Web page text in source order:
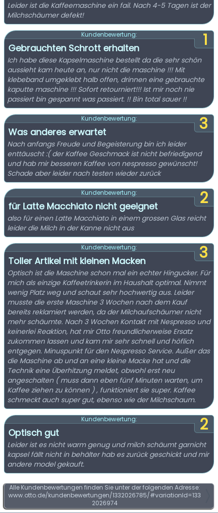
Leider ist die Kaffeemaschine ein fail. Nach 4-5 Tagen ist der
Milchschäumer defekt!
1
Kundenbewertung:
Gebrauchten Schrott erhalten
Ich habe diese Kapselmaschine bestellt da die sehr schön
aussieht kam heute an, nur nicht die maschine !!! Mit
klebeband umgeklebt halb offen, drinnen eine gebrauchte
kaputte maschine !!! Sofort retourniert!!! Ist mir noch nie
passiert bin gespannt was passiert. !! Bin total sauer !!
3
Kundenbewertung:
Was anderes erwartet
Nach anfangs Freude und Begeisterung bin ich leider
enttäuscht :( der Kaffee Geschmack ist nicht befriedigend
und hab mir besseren Kaffee von nespresso gewünscht!
Schade aber leider nach testen wieder zurück
2
Kundenbewertung:
für Latte Macchiato nicht geeignet
also für einen Latte Macchiato in einem grossen Glas reicht
leider die Milch in der Kanne nicht aus
3
Kundenbewertung:
Toller Artikel mit kleinen Macken
Optisch ist die Maschine schon mal ein echter Hingucker. Für
mich als einzige Kaffeetrinkerin im Haushalt optimal. Nimmt
wenig Platz weg und schaut sehr hochwertig aus. Leider
musste die erste Maschine 3 Wochen nach dem Kauf
bereits reklamiert werden, da der Milchaufschäumer nicht
mehr schäumte. Nach 3 Wochen Kontakt mit Nespresso und
keinerlei Reaktion, hat mir Otto freundlicherweise Ersatz
zukommen lassen und kam mir sehr schnell und höflich
entgegen. Minuspunkt für den Nespresso Service. Außer das
die Maschine ab und an eine kleine Macke hat und die
Technik eine Überhitzung meldet, obwohl erst neu
angeschalten ( muss dann eben fünf Minuten warten, um
Kaffee ziehen zu können ) , funktioniert sie super. Kaffee
schmeckt auch super gut, ebenso wie der Milchschaum.
2
Kundenbewertung:
Optisch gut
Leider ist es nicht warm genug und milch schäumt garnicht
kapsel fällt nicht in behälter hab es zurück geschickt und mir
andere model gekauft.
Alle Kundenbewertungen finden Sie unter der folgenden Adresse:
www.otto.de/kundenbewertungen/1332026785/#variationId=133
2026974